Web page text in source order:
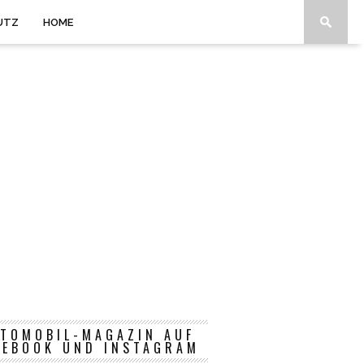
HOME
MAGAZIN AUF
UND INSTAGRAM